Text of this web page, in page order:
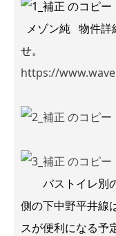
メゾン純 物件詳
せ。
https://
バストイレ別の
側の下中野平井線
スが便利になる